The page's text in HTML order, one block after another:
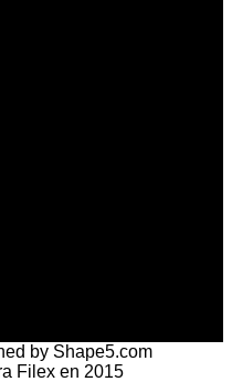
by Shape5.com
Filex en 2015